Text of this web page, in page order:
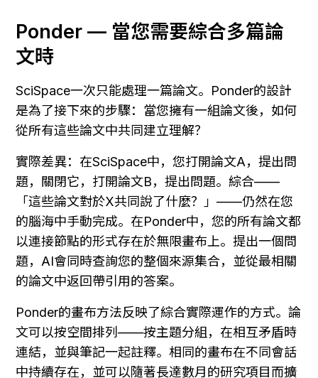
Ponder — 當您需要綜合多篇論
文時
SciSpace一次只能處理一篇論文。Ponder的設計
是為了接下來的步驟：當您擁有一組論文後，如何
從所有這些論文中共同建立理解？
實際差異：在SciSpace中，您打開論文A，提出問
題，關閉它，打開論文B，提出問題。綜合——
「這些論文對於X共同說了什麼？」——仍然在您
的腦海中手動完成。在Ponder中，您的所有論文都
以連接節點的形式存在於無限畫布上。提出一個問
題，AI會同時查詢您的整個來源集合，並從最相關
的論文中返回帶引用的答案。
Ponder的畫布方法反映了綜合實際運作的方式。論
文可以按空間排列——按主題分組，在相互矛盾時
連結，並與筆記一起註釋。相同的畫布在不同會話
中持續存在，並可以隨著長達數月的研究項目而擴